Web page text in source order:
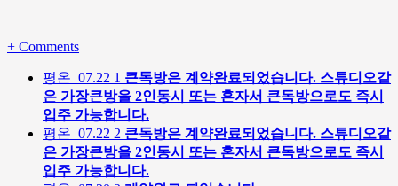
+ Comments
평온 07.22 1 큰독방은 계약완료되었습니다. 스튜디오같
은 가장큰방을 2인동시 또는 혼자서 큰독방으로도 즉시
입주 가능합니다.
평온 07.22 2 큰독방은 계약완료되었습니다. 스튜디오같
은 가장큰방을 2인동시 또는 혼자서 큰독방으로도 즉시
입주 가능합니다.